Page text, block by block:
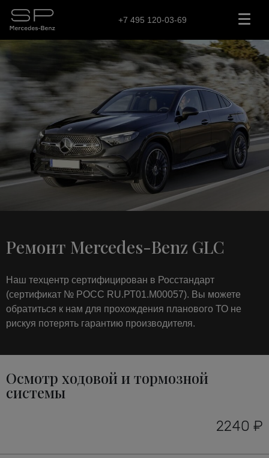
+7 495 120-03-69
Ремонт Mercedes-Benz GLC
Наш техцентр сертифицирован в Росстандарт
(сертификат № РОСС RU.РТ01.М00057). Вы можете
обратиться к нам для прохождения планового ТО не
рискуя потерять гарантию производителя.
Осмотр ходовой и тормозной
системы
2240 ₽